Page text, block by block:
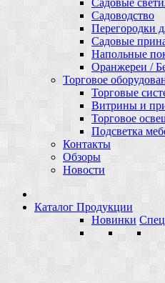
Садоводство
Перегородки
Садовые
Напольные
Оранжереи /
Торговое
Торговые
Витрины и
Торговое
Подсветка
Контакты
Обзоры
Новости
Каталог Продукции
Новинки